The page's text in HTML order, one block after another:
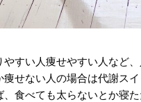
やすい人痩せやすい人など
痩せない人の場合は代謝ス
、食べても太らないとか寝